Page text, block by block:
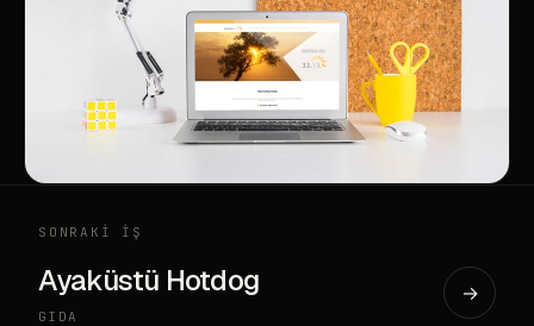
SONRAKİ İŞ
Ayaküstü Hotdog
GIDA
→